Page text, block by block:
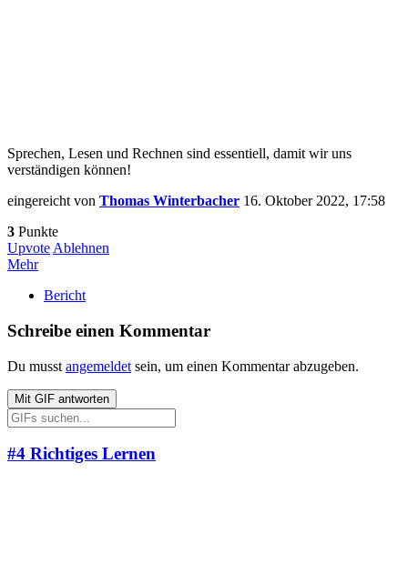
Sprechen, Lesen und Rechnen sind essentiell, damit wir uns
verständigen können!
eingereicht von Thomas Winterbacher 16. Oktober 2022, 17:58
3 Punkte
Upvote Ablehnen
Mehr
Bericht
Schreibe einen Kommentar
Du musst angemeldet sein, um einen Kommentar abzugeben.
Mit GIF antworten
#4 Richtiges Lernen